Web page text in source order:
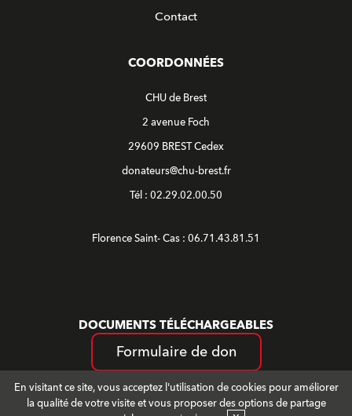
Contact
COORDONNÉES
CHU de Brest
2 avenue Foch
29609 BREST Cedex
donateurs@chu-brest.fr
Tél : 02.29.02.00.50
Florence Saint- Cas : 06.71.43.81.51
DOCUMENTS TÉLÉCHARGEABLES
Formulaire de don
En visitant ce site, vous acceptez l'utilisation de cookies pour améliorer
la qualité de votre visite et vous proposer des options de partage